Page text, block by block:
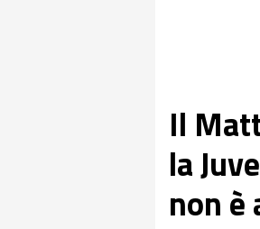
Il
la
non è